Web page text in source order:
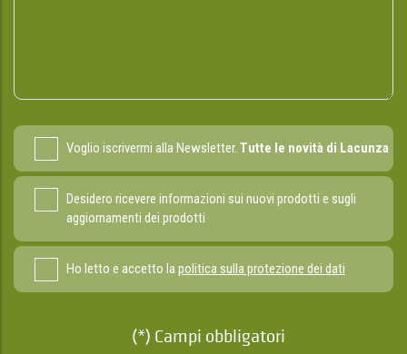
Voglio iscrivermi alla Newsletter. Tutte le novità di Lacunza
Desidero ricevere informazioni sui nuovi prodotti e sugli
aggiornamenti dei prodotti
Ho letto e accetto la politica sulla protezione dei dati
(*) Campi obbligatori